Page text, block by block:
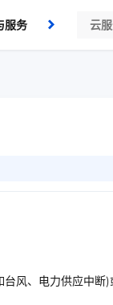
服务
了解我们
台风、电力供应中断)